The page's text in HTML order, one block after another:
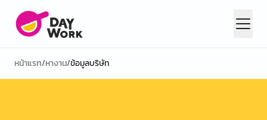
หน้าแรก/หางาน/ข้อมูลบริษัท